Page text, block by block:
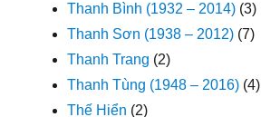
Thanh Bình (1932 – 2014) (3)
Thanh Sơn (1938 – 2012) (7)
Thanh Trang (2)
Thanh Tùng (1948 – 2016) (4)
Thế Hiển (2)